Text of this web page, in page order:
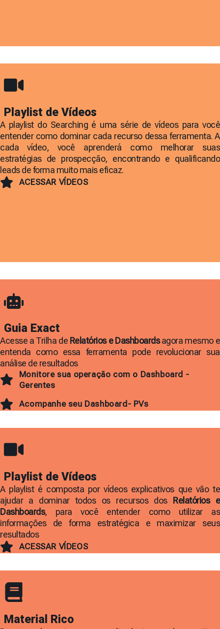
Playlist de Vídeos
A playlist do Searching é uma série de vídeos para você
entender como dominar cada recurso dessa ferramenta. A
cada vídeo, você aprenderá como melhorar suas
estratégias de prospecção, encontrando e qualificando
leads de forma muito mais eficaz.
ACESSAR VÍDEOS
Guia Exact
Acesse a Trilha de Relatórios e Dashboardsagora mesmo e
entenda como essa ferramenta pode revolucionar sua
análise de resultados
Monitore sua operação com o Dashboard -
Gerentes
Acompanhe seu Dashboard- PVs
Playlist de Vídeos
A playlist é composta por vídeos explicativos que vão te
ajudar a dominar todos os recursos dos Relatórios e
Dashboards, para você entender como utilizar as
informações de forma estratégica e maximizar seus
resultados
ACESSAR VÍDEOS
Material Rico